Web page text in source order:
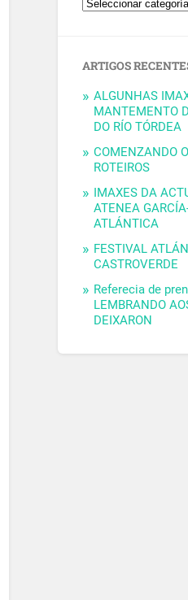
ARTIGOS
ALGUNHAS
MANTEMENTO
DO RÍO TÓRDEA
COMENZANDO
ROTEIROS
IMAXES DA
ATENEA
ATLÁNTICA
FESTIVAL
CASTROVERDE
Referecia de
LEMBRANDO
DEIXARON